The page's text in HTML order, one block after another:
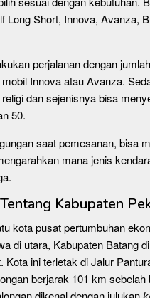
Long Short, Innova, Avanza,
perjalanan dengan
Innova atau Avanza.
dan sejenisnya bisa
50.
saat pemesanan, bisa
mana jenis
Kabupaten
kota pusat pertumbuhan
di utara, Kabupaten Batang
Kota ini terletak di Jalur
berjarak 101 km